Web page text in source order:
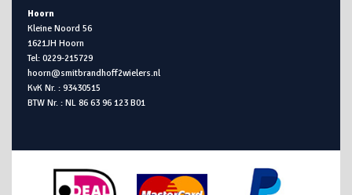
Hoorn
Kleine Noord 56
1621JH Hoorn
Tel: 0229-215729
hoorn@smitbrandhoff2wielers.nl
KvK Nr. : 93430515
BTW Nr. : NL 86 63 96 123 B01